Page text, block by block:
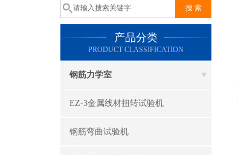
产品分类
PRODUCT CLASSIFICATION
钢筋力学室
EZ-3金属线材扭转试验机
钢筋弯曲试验机